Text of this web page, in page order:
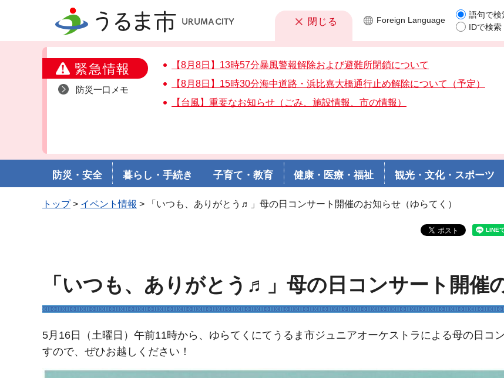
うるま市 閉じる
緊急情報
防災一口メモ
【8月8日】13時57分暴風警報解除および避難所閉鎖について
【8月8日】15時30分海中道路・浜比嘉大橋通行止め解除について（予定）
【台風】重要なお知らせ（ごみ、施設情報、市の情報）
Foreign Language
語句で検
IDで検索
防災・安全 暮らし・手続き 子育て・教育 健康・医療・福祉 観光・文化・スポーツ
トップ> イベント情報 > 「いつも、ありがとう♬」母の日コンサート開催のお知らせ（ゆらてく）
「いつも、ありがとう♬」母の日コンサート開催
5月16日（土曜日）午前11時から、ゆらてくにてうるま市ジュニアオーケストラによる母の日コ
すので、ぜひお越しください！